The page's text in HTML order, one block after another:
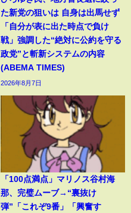
た新党の狙いは 自身は出馬せず
「自分が表に出た時点で負け
戦」強調した“絶対に公約を守る
政党”と斬新システムの内容
(ABEMA TIMES)
2026年8月7日
「100点満点」マリノス谷村海
那、完璧ムーブ→“裏抜け
弾”「これぞ9番」「興奮す